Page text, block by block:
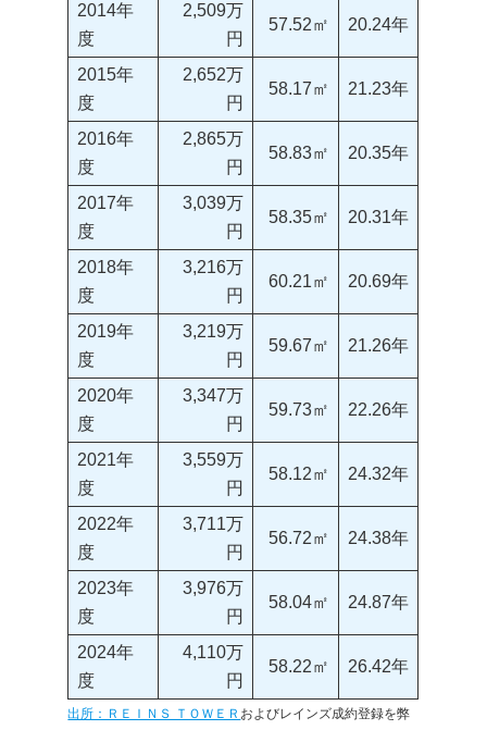
2014年
度
2,509万
円
57.52㎡ 20.24年
2015年
度
2,652万
円
58.17㎡ 21.23年
2016年
度
2,865万
円
58.83㎡ 20.35年
2017年
度
3,039万
円
58.35㎡ 20.31年
2018年
度
3,216万
円
60.21㎡ 20.69年
2019年
度
3,219万
円
59.67㎡ 21.26年
2020年
度
3,347万
円
59.73㎡ 22.26年
2021年
度
3,559万
円
58.12㎡ 24.32年
2022年
度
3,711万
円
56.72㎡ 24.38年
2023年
度
3,976万
円
58.04㎡ 24.87年
2024年
度
4,110万
円
58.22㎡ 26.42年
出所：ＲＥＩＮＳ ＴＯＷＥＲ およびレインズ成約登録を弊